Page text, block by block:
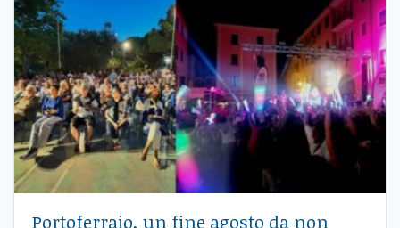
Portoferraio, un fine agosto da non